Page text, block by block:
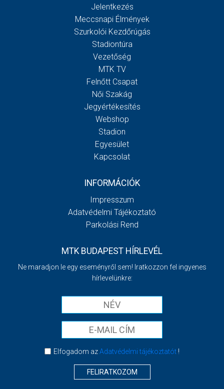
Jelentkezés
Meccsnapi Élmények
Szurkolói Kezdőrúgás
Stadiontúra
Vezetőség
MTK TV
Felnőtt Csapat
Női Szakág
Jegyértékesítés
Webshop
Stadion
Egyesület
Kapcsolat
INFORMÁCIÓK
Impresszum
Adatvédelmi Tájékoztató
Parkolási Rend
MTK BUDAPEST HÍRLEVÉL
Ne maradjon le egy eseményről sem! Iratkozzon fel ingyenes
hírlevelünkre:
Elfogadom azAdatvédelmi tájékoztatót!
FELIRATKOZOM